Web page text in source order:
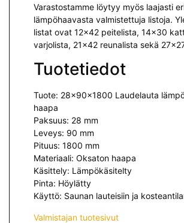
Varastostamme löytyy myös laajasti
lämpöhaavasta valmistettuja listoja.
listat ovat 12×42 peitelista, 14×30
varjolista, 21×42 reunalista sekä
Tuotetiedot
Tuote: 28x90x1800 Laudelauta
haapa
Paksuus: 28 mm
Leveys: 90 mm
Pituus: 1800 mm
Materiaali: Oksaton haapa
Käsittely: Lämpökäsitelty
Pinta: Höylätty
Käyttö: Saunan lauteisiin ja
Valmistajan tuotesivut